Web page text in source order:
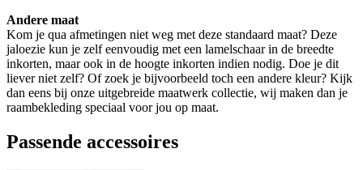
Andere maat
Kom je qua afmetingen niet weg met deze standaard maat? Deze
jaloezie kun je zelf eenvoudig met een lamelschaar in de breedte
inkorten, maar ook in de hoogte inkorten indien nodig. Doe je dit
liever niet zelf? Of zoek je bijvoorbeeld toch een andere kleur? Kijk
dan eens bij onze uitgebreide maatwerk collectie, wij maken dan je
raambekleding speciaal voor jou op maat.
Passende accessoires